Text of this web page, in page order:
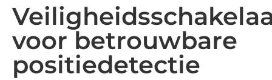
voor betrouwbare
positiedetectie